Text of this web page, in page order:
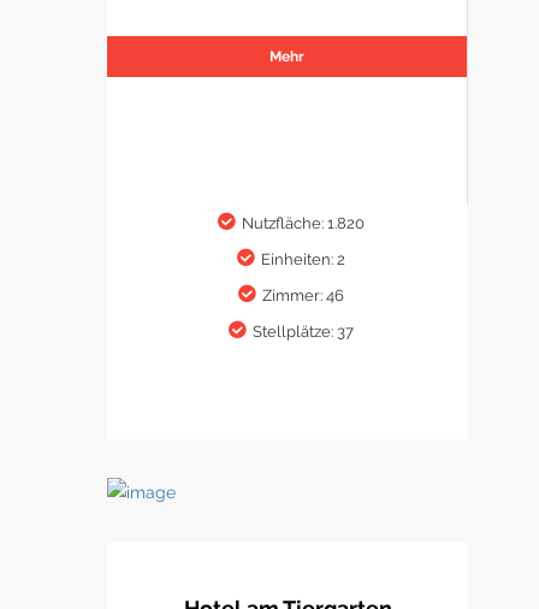
Mehr
Nutzfläche: 1.820
Einheiten: 2
Zimmer: 46
Stellplätze: 37